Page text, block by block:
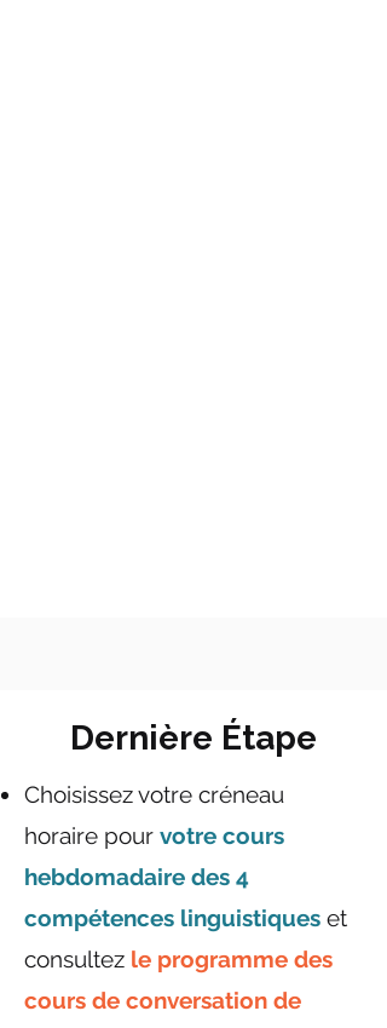
Dernière Étape
Choisissez votre créneau
horaire pour votre cours
hebdomadaire des 4
compétences linguistiques et
consultez le programme des
cours de conversation de